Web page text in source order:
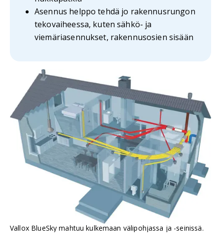
Asennus helppo tehdä jo rakennusrungon
tekovaiheessa, kuten sähkö- ja
viemäriasennukset, rakennusosien sisään
Vallox BlueSky mahtuu kulkemaan välipohjassa ja -seinissä.